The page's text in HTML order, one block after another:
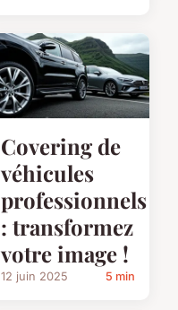
Covering de
véhicules
professionnels
: transformez
votre image !
12 juin 2025 5 min